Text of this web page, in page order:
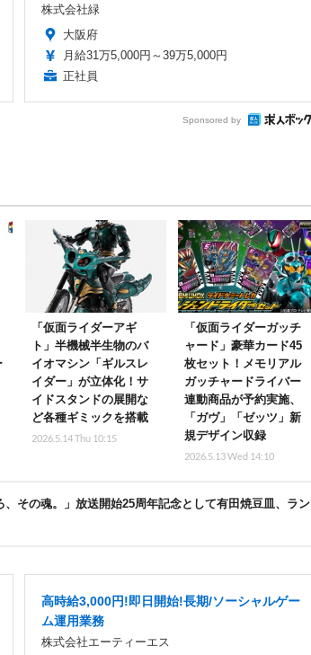
株式会社緑
大阪府
月給31万5,000円～39万5,000円
正社員
Sponsored by
「仮面ライダーアギ
ト」半機械半生物のバ
イオマシン「ギルスレ
イダー」が立体化！サ
イドスタンドの展開な
ど各種ギミックを搭載
2026.5.14 Thu 10:15
「仮面ライダーガッチ
ャード」豪華カード45
枚セット！メモリアル
ガッチャードライバー
連動商品が予約実施、
「ガヴ」「ゼッツ」新
規デザイン収録
2026.5.13 Wed 14:10
その魂。」放送開始25周年記念として有田焼豆皿、ラン
高時給3,000円!即日開始!長期/ソーシャルゲー
ム運用業務
株式会社エーティーエス